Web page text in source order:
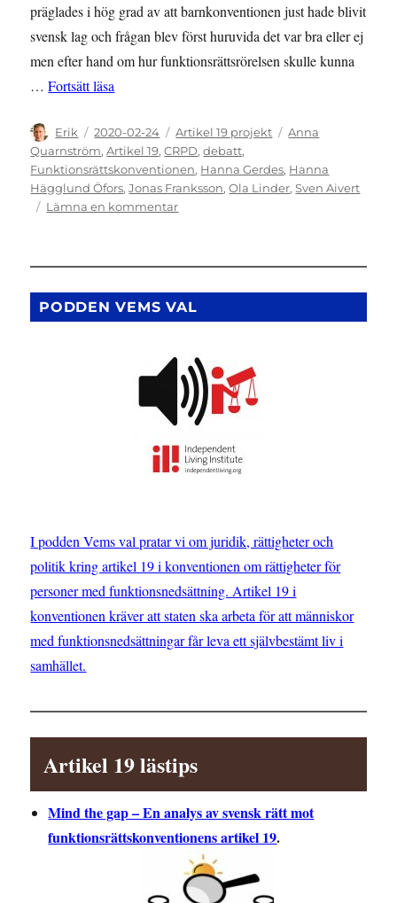
präglades i hög grad av att barnkonventionen just hade blivit
svensk lag och frågan blev först huruvida det var bra eller ej
men efter hand om hur funktionsrättsrörelsen skulle kunna
…Fortsätt läsa
Författare
Erik
Publicerat
den
2020-02-24 Kategorier
Artikel 19 projekt Etiketter
Anna
Quarnström,Artikel 19,CRPD,debatt,
Funktionsrättskonventionen, Hanna Gerdes, Hanna
Hägglund Öfors,Jonas Franksson,Ola Linder,Sven Aivert
Lämna en kommentartill
att
lag
PODDEN VEMS VAL
I podden Vems val pratar vi om juridik, rättigheter och
politik kring artikel 19 i konventionen om rättigheter för
personer med funktionsnedsättning. Artikel 19 i
konventionen kräver att staten ska arbeta för att människor
med funktionsnedsättningar får leva ett självbestämt liv i
samhället.
Artikel 19 lästips
Mind the gap – En analys av svensk rätt mot
funktionsrättskonventionens artikel 19.